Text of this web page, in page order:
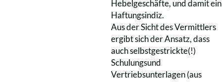
Hebelgeschäfte, und damit ein
Haftungsindiz.
Aus der Sicht des Vermittlers
ergibt sich der Ansatz, dass
auch selbstgestrickte(!)
Schulungsund
Vertriebsunterlagen (aus